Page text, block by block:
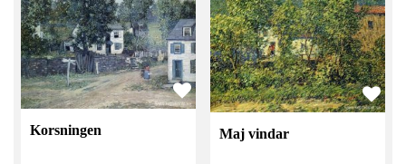
Korsningen Maj vindar